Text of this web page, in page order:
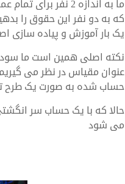
یک بار آموزش و پیاده سازی
نکته اصلی همین است ما سود
عنوان مقیاس در نظر می
حساب شده به صورت یک طرح
حالا که با یک حساب سر
می شود